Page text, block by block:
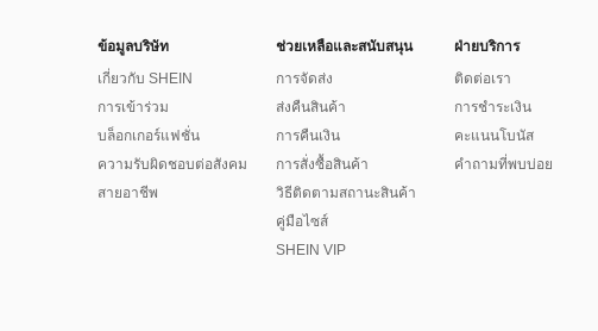
ข้อมูลบริษัท
เกี่ยวกับ SHEIN
การเข้าร่วม
บล็อกเกอร์แฟชั่น
ความรับผิดชอบต่อสังคม
สายอาชีพ
ช่วยเหลือและสนับสนุน
การจัดส่ง
ส่งคืนสินค้า
การคืนเงิน
การสั่งซื้อสินค้า
วิธีติดตามสถานะสินค้า
คู่มือไซส์
SHEIN VIP
ฝ่ายบริการ
ติดต่อเรา
การชำระเงิน
คะแนนโบนัส
คำถามที่พบบ่อย